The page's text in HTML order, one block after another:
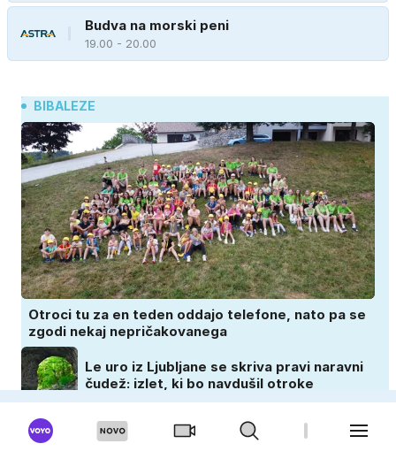
Budva na morski peni
19.00 - 20.00
BIBALEZE
Otroci tu za en teden oddajo telefone, nato pa se
zgodi nekaj nepričakovanega
Le uro iz Ljubljane se skriva pravi naravni
čudež: izlet, ki bo navdušil otroke
Ali sladkor res spremeni vedenje otrok?